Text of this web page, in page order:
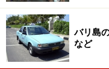
独立型と3室1棟の全
な美しいカービング
サーフスポットはス
バリ島
など